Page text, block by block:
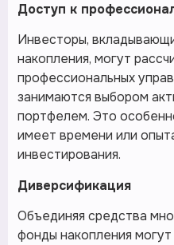
Доступ к
Инвесторы,
накопления, могут
профессиональных
занимаются выбором
портфелем. Это
имеет времени или
инвестирования.
Диверсификация
Объединяя средства
фонды накопления могут